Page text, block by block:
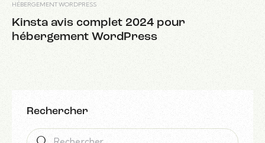
HÉBERGEMENT WORDPRESS
Kinsta avis complet 2024 pour
hébergement WordPress
Rechercher